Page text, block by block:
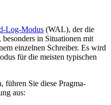
Log-Modus (WAL), der die
besonders in Situationen mit
einzelnen Schreiber. Es wird
für die meisten typischen
Sie diese Pragma-
aus: